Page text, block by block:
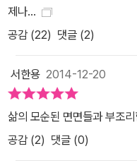
제나...
공감 (22) 댓글 (2)
서한용 2014-12-20
삶의 모순된 면면들과 부조
공감 (2) 댓글 (0)